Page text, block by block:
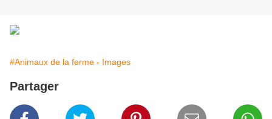
#Animaux de la ferme - Images
Partager